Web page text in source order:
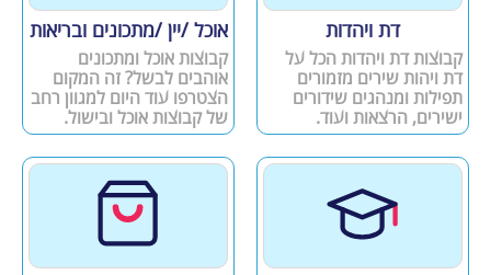
דת ויהדות
קבוצות דת ויהדות הכל על
דת ויהות שירים מזמורים
תפילות ומנהגים שידורים
ישירים, הרצאות ועוד.
אוכל /יין /מתכונים ובריאות
קבוצות אוכל ומתכונים
אוהבים לבשל? זה המקום
הצטרפו עוד היום למגוון רחב
של קבוצות אוכל ובישול.